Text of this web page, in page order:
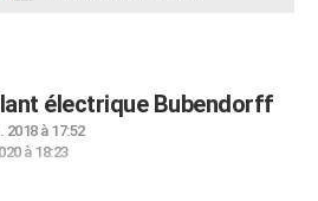
électrique Bubendorff
2018 à 17:52
à 18:23